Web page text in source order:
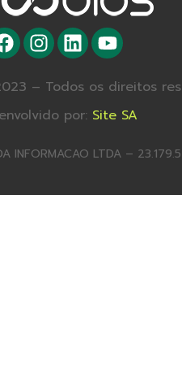
– Todos os direitos
por: Site SA
INFORMACAO LTDA –